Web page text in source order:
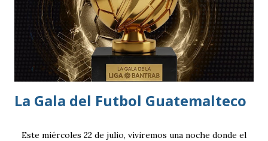
La Gala del Futbol Guatemalteco
Este miércoles 22 de julio, viviremos una noche donde el